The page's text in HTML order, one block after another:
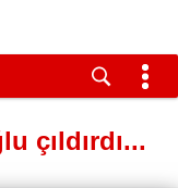
çıldırdı...